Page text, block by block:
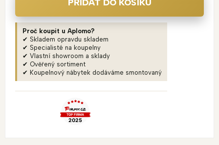
PŘIDAT DO KOŠÍKU
Proč koupit u Aplomo?
✔ Skladem opravdu skladem
✔ Specialisté na koupelny
✔ Vlastní showroom a sklady
✔ Ověřený sortiment
✔ Koupelnový nábytek dodáváme smontovaný